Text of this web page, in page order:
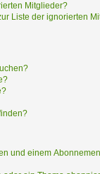
Mitglieder?
Liste der ignorierten
und einem